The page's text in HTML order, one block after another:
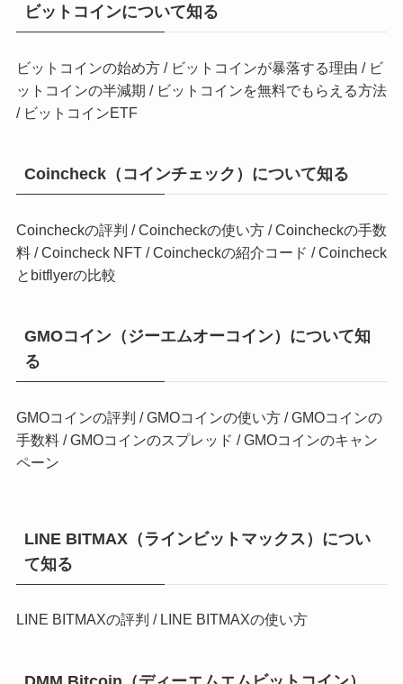
ビットコインについて知る
ビットコインの始め方/ ビットコインが暴落する理由 / ビ
ットコインの半減期 / ビットコインを無料でもらえる方法
/ ビットコインETF
Coincheck（コインチェック）について知る
Coincheckの評判 /Coincheckの使い方/Coincheckの手数
料/Coincheck NFT/Coincheckの紹介コード /Coincheck
とbitflyerの比較
GMOコイン（ジーエムオーコイン）について知
る
GMOコインの評判 /GMOコインの使い方/GMOコインの
手数料/GMOコインのスプレッド /GMOコインのキャン
ペーン
LINE BITMAX（ラインビットマックス）につい
て知る
LINE BITMAXの評判 / LINE BITMAXの使い方